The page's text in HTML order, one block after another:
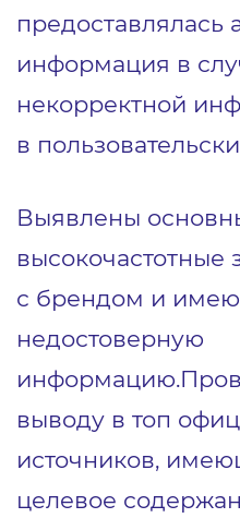
предоставлялась
информация в
некорректной
в
Выявлены
высокочастотные
с брендом и
недостоверную
выводу в топ
источников,
целевое